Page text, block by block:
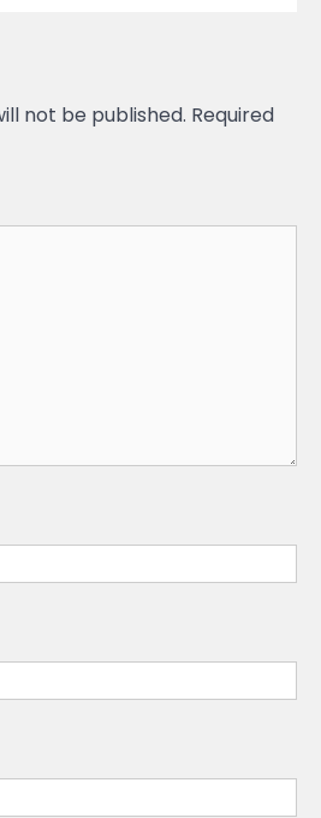
not be published. Required